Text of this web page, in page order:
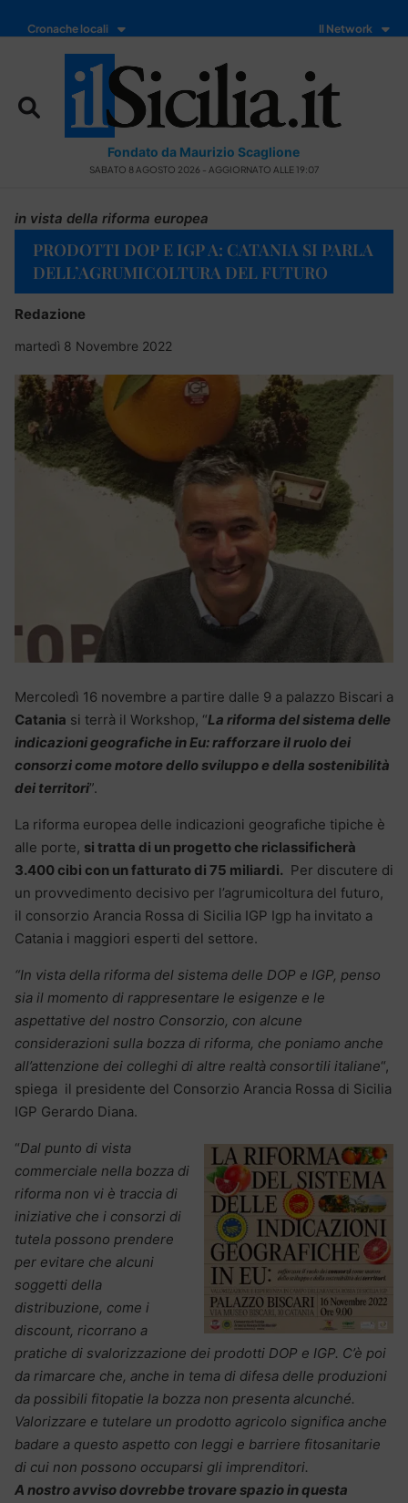
Cronache locali Il Network
Fondato da Maurizio Scaglione
SABATO 8 AGOSTO 2026 - AGGIORNATO ALLE 19:07
in vista della riforma europea
PRODOTTI DOP E IGP A: CATANIA SI PARLA
DELL’AGRUMICOLTURA DEL FUTURO
Redazione
martedì 8 Novembre 2022
Mercoledì 16 novembre a partire dalle 9 a palazzo Biscari a
Catania si terrà il Workshop, “La riforma del sistema delle
indicazioni geografiche in Eu: rafforzare il ruolo dei
consorzi come motore dello sviluppo e della sostenibilità
dei territori”.
La riforma europea delle indicazioni geografiche tipiche è
alle porte, si tratta di un progetto che riclassificherà
3.400 cibi con un fatturato di 75 miliardi. Per discutere di
un provvedimento decisivo per l’agrumicoltura del futuro,
il consorzio Arancia Rossa di Sicilia IGP Igp ha invitato a
Catania i maggiori esperti del settore.
“In vista della riforma del sistema delle DOP e IGP, penso
sia il momento di rappresentare le esigenze e le
aspettative del nostro Consorzio, con alcune
considerazioni sulla bozza di riforma, che poniamo anche
all’attenzione dei colleghi di altre realtà consortili italiane“,
spiega il presidente del Consorzio Arancia Rossa di Sicilia
IGP Gerardo Diana.
“Dal punto di vista
commerciale nella bozza di
riforma non vi è traccia di
iniziative che i consorzi di
tutela possono prendere
per evitare che alcuni
soggetti della
distribuzione, come i
discount, ricorrano a
pratiche di svalorizzazione dei prodotti DOP e IGP. C’è poi
da rimarcare che, anche in tema di difesa delle produzioni
da possibili fitopatie la bozza non presenta alcunché.
Valorizzare e tutelare un prodotto agricolo significa anche
badare a questo aspetto con leggi e barriere fitosanitarie
di cui non possono occuparsi gli imprenditori.
A nostro avviso dovrebbe trovare spazio in questa